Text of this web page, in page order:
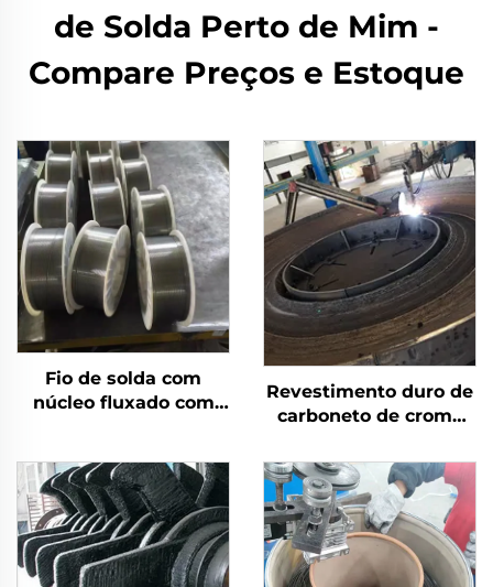
de Solda Perto de Mim -
Compare Preços e Estoque
Fio de solda com
núcleo fluxado com
Revestimento duro de
carboneto de cromo
desgaste na mesa de
moagem